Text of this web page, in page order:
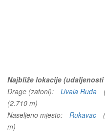
Najbliže lokacije
Drage (zatoni):
Uvala Ruda
(2.710 m)
Naseljeno mjesto:
Rukavac
m)